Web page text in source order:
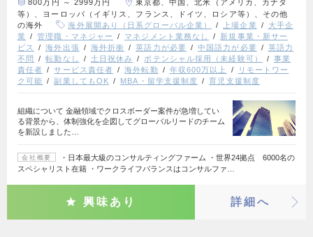
800万円 ～ 2999万円
東京都、中国、北米（アメリカ、カナダ
等）、ヨーロッパ（イギリス、フランス、ドイツ、ロシア等）、その他
の海外
海外展開あり（日系グローバル企業） 上場企業
大手企
業
管理職・マネジャー マネジメント業務なし
新規事業・新サー
ビス
海外出張 海外折衝 英語力が必要 中国語力が必要
英語力
不問
転勤なし 土日祝休み ポテンシャル採用（未経験可）
事業
責任者
サービス責任者 海外転勤 年収600万以上
リモートワー
ク可能
副業してもOK MBA・留学支援制度 育児支援制度
組織について 金融領域でクロスボーダー案件が急増してい
る背景から、体制強化を企図してグローバルリードのチーム
を新設しました…
会社概要
・日本最大級のコンサルティングファーム ・世界24拠点 6000名の
スペシャリスト在籍 ・ワークライフバランスはコンサルファ…
興味あり 詳細へ